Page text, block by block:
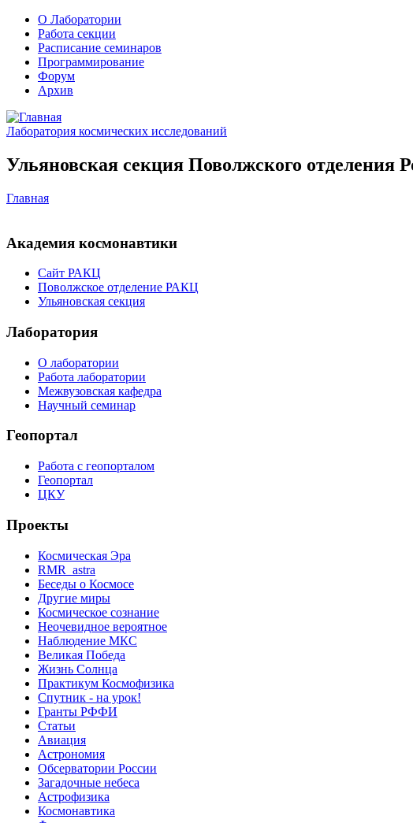
О Лаборатории
Работа секции
Расписание семинаров
Программирование
Форум
Архив
Лаборатория космических исследований
Ульяновская секция Поволжского
Главная
Академия космонавтики
Сайт РАКЦ
Поволжское отделение РАКЦ
Ульяновская секция
Лаборатория
О лаборатории
Работа лаборатории
Межвузовская кафедра
Научный семинар
Геопортал
Работа с геопорталом
Геопортал
ЦКУ
Проекты
Космическая Эра
RMR_astra
Беседы о Космосе
Другие миры
Космическое сознание
Неочевидное вероятное
Наблюдение МКС
Великая Победа
Жизнь Солнца
Практикум Космофизика
Спутник - на урок!
Гранты РФФИ
Статьи
Авиация
Астрономия
Обсерватории России
Загадочные небеса
Астрофизика
Космонавтика